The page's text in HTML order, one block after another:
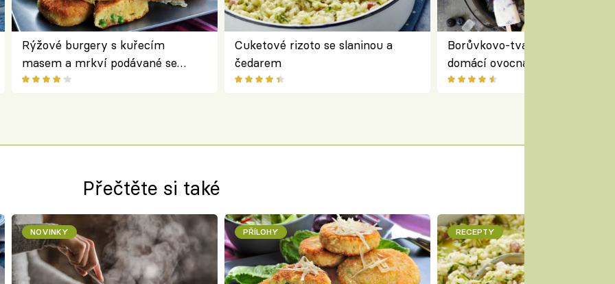
Rýžové burgery s kuřecím
masem a mrkví podávané se
salátem – lehká a chutná večeře
Cuketové rizoto se slaninou a
čedarem
Borůvkovo-tvarohové nanuky
domácí ovocná zmrzlina na
Přečtěte si také
NOVINKY PŘÍLOHY RECEPTY